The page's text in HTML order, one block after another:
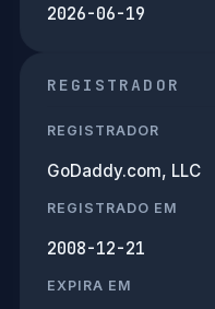
2026-06-19
REGISTRADOR
REGISTRADOR
GoDaddy.com, LLC
REGISTRADO EM
2008-12-21
EXPIRA EM